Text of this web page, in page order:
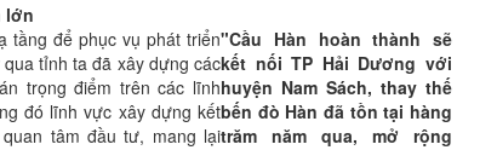
lớn
"Cầu Hàn hoàn thành sẽ
kết nối TP Hải Dương với
huyện Nam Sách, thay thế
bến đò Hàn đã tồn tại hàng
trăm năm qua, mở rộng
tầng để phục vụ phát triển
tỉnh ta đã xây dựng các
trọng điểm trên các lĩnh
đó lĩnh vực xây dựng kết
tâm đầu tư, mang lại